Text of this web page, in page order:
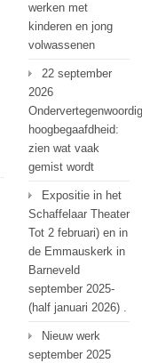
werken met
kinderen en jong
volwassenen
22 september
2026
hoogbegaafdheid:
zien wat vaak
gemist wordt
Expositie in het
Schaffelaar Theater
Tot 2 februari) en in
de Emmauskerk in
Barneveld
september 2025-
(half januari 2026) .
Nieuw werk
september 2025